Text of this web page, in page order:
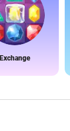
Exchange